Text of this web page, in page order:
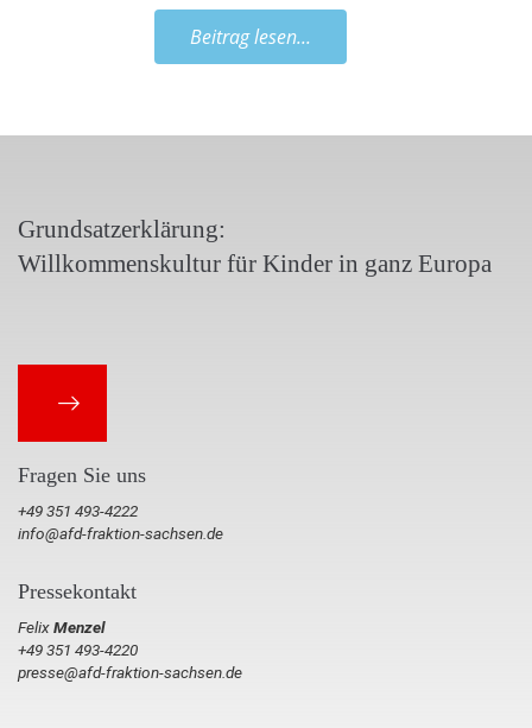
Beitrag lesen...
Grundsatzerklärung:
Willkommenskultur für Kinder in ganz Europa
Fragen Sie uns
+49 351 493-4222
info@afd-fraktion-sachsen.de
Pressekontakt
FelixMenzel
+49 351 493-4220
presse@afd-fraktion-sachsen.de